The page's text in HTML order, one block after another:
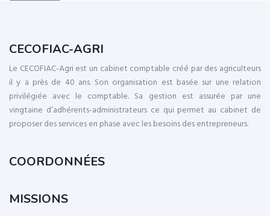
CECOFIAC-AGRI
Le CECOFIAC-Agri est un cabinet comptable créé par des agriculteurs
il y a près de 40 ans. Son organisation est basée sur une relation
privilégiée avec le comptable. Sa gestion est assurée par une
vingtaine d’adhérents-administrateurs ce qui permet au cabinet de
proposer des services en phase avec les besoins des entrepreneurs.
COORDONNÉES
MISSIONS